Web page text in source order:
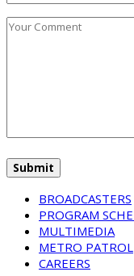
BROADCASTERS
PROGRAM
MULTIMEDIA
METRO PATROL
CAREERS